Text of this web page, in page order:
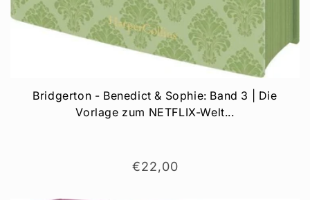
Bridgerton - Benedict & Sophie: Band 3 | Die
Vorlage zum NETFLIX-Welt...
Normaler
€22,00